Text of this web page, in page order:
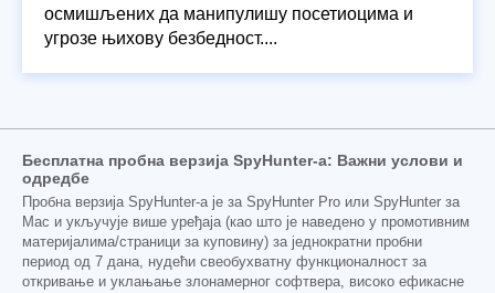
осмишљених да манипулишу посетиоцима и
угрозе њихову безбедност....
Бесплатна пробна верзија SpyHunter-а: Важни услови и
одредбе
Пробна верзија SpyHunter-а је за SpyHunter Pro или SpyHunter за
Mac и укључује више уређаја (као што је наведено у промотивним
материјалима/страници за куповину) за једнократни пробни
период од 7 дана, нудећи свеобухватну функционалност за
откривање и уклањање злонамерног софтвера, високо ефикасне